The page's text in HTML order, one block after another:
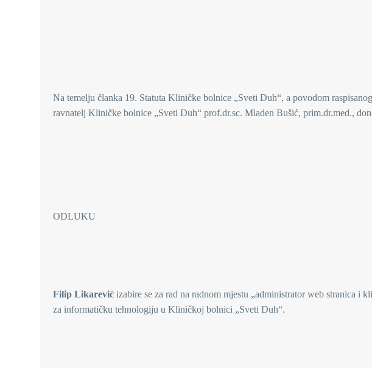
Na temelju članka 19. Statuta Kliničke bolnice „Sveti Duh“, a povodom
ravnatelj Kliničke bolnice „Sveti Duh“ prof.dr.sc. Mladen Bušić, prim.dr.med.,
ODLUKU
Filip Likarević izabire se za rad na radnom mjestu „administrator web stranica i
za informatičku tehnologiju u Kliničkoj bolnici „Sveti Duh“.